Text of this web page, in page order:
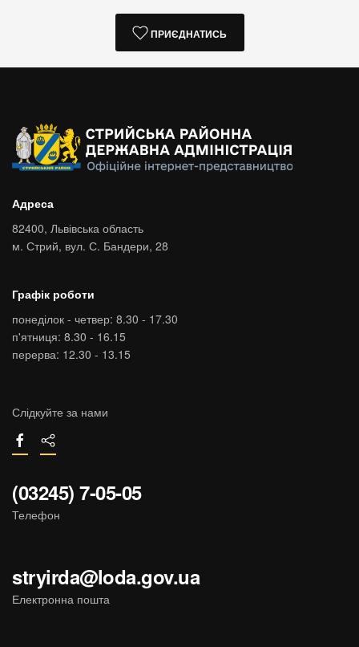
ПРИЄДНАТИСЬ
Адреса
82400, Львівська область
м. Стрий, вул. С. Бандери, 28
Графік роботи
понеділок - четвер: 8.30 - 17.30
п'ятниця: 8.30 - 16.15
перерва: 12.30 - 13.15
Слідкуйте за нами
(03245) 7-05-05
Телефон
stryirda@loda.gov.ua
Електронна пошта